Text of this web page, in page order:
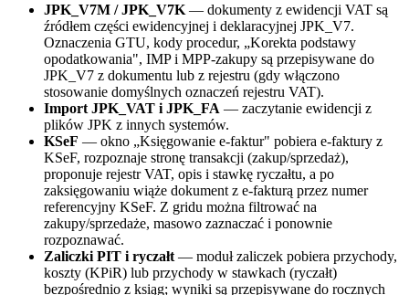
JPK_V7M / JPK_V7K — dokumenty z ewidencji VAT są
źródłem części ewidencyjnej i deklaracyjnej JPK_V7.
Oznaczenia GTU, kody procedur, „Korekta podstawy
opodatkowania", IMP i MPP-zakupy są przepisywane do
JPK_V7 z dokumentu lub z rejestru (gdy włączono
stosowanie domyślnych oznaczeń rejestru VAT).
Import JPK_VAT i JPK_FA — zaczytanie ewidencji z
plików JPK z innych systemów.
KSeF — okno „Księgowanie e-faktur" pobiera e-faktury z
KSeF, rozpoznaje stronę transakcji (zakup/sprzedaż),
proponuje rejestr VAT, opis i stawkę ryczałtu, a po
zaksięgowaniu wiąże dokument z e-fakturą przez numer
referencyjny KSeF. Z gridu można filtrować na
zakupy/sprzedaże, masowo zaznaczać i ponownie
rozpoznawać.
Zaliczki PIT i ryczałt — moduł zaliczek pobiera przychody,
koszty (KPiR) lub przychody w stawkach (ryczałt)
bezpośrednio z ksiąg; wyniki są przepisywane do rocznych